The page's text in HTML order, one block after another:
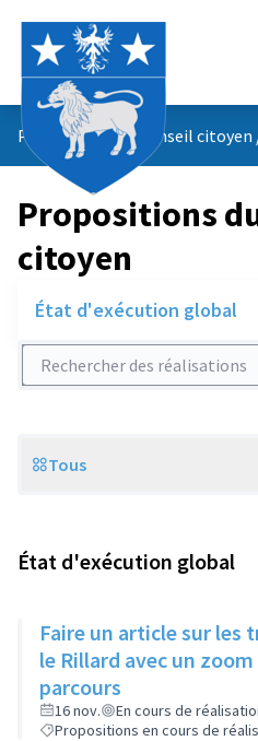
Propositions du conseil citoyen
Propositions
citoyen
État d'exécution global
Rechercher des réalisations
Scope
Tous
État d'exécution global
Faire un article sur les
le Rillard avec un
parcours
16 nov.
En cours de
Propositions en cours de